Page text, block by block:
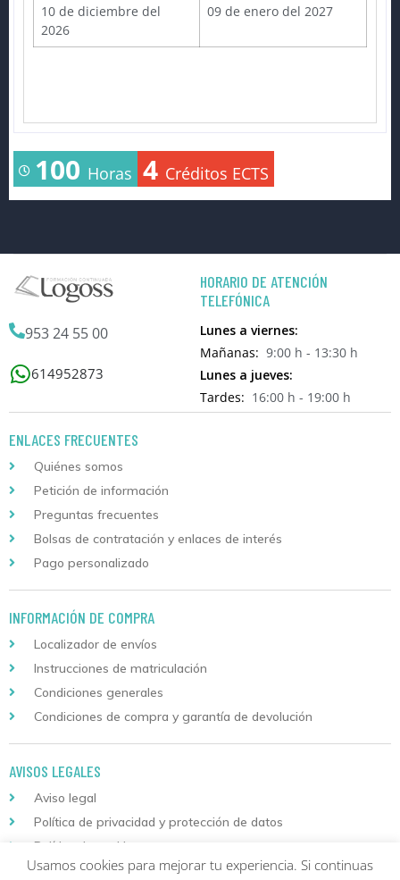
10 de diciembre del
2026
09 de enero del 2027
100 Horas 4 Créditos ECTS
953 24 55 00
614952873
HORARIO DE ATENCIÓN
TELEFÓNICA
Lunes a viernes:
Mañanas: 9:00 h - 13:30 h
Lunes a jueves:
Tardes: 16:00 h - 19:00 h
ENLACES FRECUENTES
Quiénes somos
Petición de información
Preguntas frecuentes
Bolsas de contratación y enlaces de interés
Pago personalizado
INFORMACIÓN DE COMPRA
Localizador de envíos
Instrucciones de matriculación
Condiciones generales
Condiciones de compra y garantía de devolución
AVISOS LEGALES
Aviso legal
Política de privacidad y protección de datos
Política de cookies
Usamos cookies para mejorar tu experiencia. Si continuas